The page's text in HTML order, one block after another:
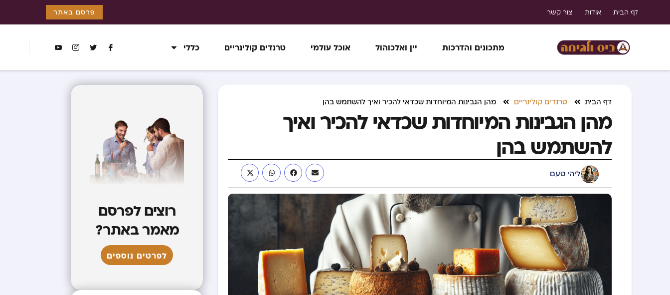
דף הבית אודות צור קשר פרסם באתר
מתכונים והדרכות יין ואלכוהול אוכל עולמי טרנדים קולינריים כללי
דף הבית טרנדים קולינריים מהן הגבינות המיוחדות שכדאי להכיר ואיך להשתמש בהן
מהן הגבינות המיוחדות שכדאי להכיר ואיך
להשתמש בהן
ליהי טעם
רוצים לפרסם
מאמר באתר?
לפרטים נוספים